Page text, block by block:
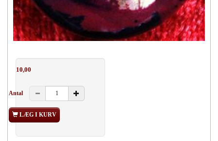
10,00
Antal
LÆG I KURV